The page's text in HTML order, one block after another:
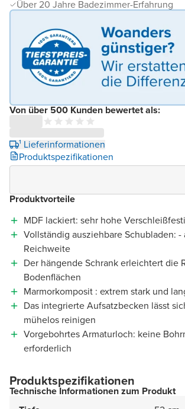
Über 20 Jahre Badezimmer-Erfahrung
Von über 500 Kunden bewertet als:
¹ Lieferinformationen
Produktspezifikationen
Produktvorteile
MDF lackiert: sehr hohe
Vollständig ausziehbare Schubladen:
Reichweite
Der hängende Schrank erleichtert die
Bodenflächen
Marmorkomposit : extrem stark und
Das integrierte Aufsatzbecken lässt
mühelos reinigen
Vorgebohrtes Armaturloch: keine
erforderlich
Produktspezifikationen
Technische Informationen zum Produkt